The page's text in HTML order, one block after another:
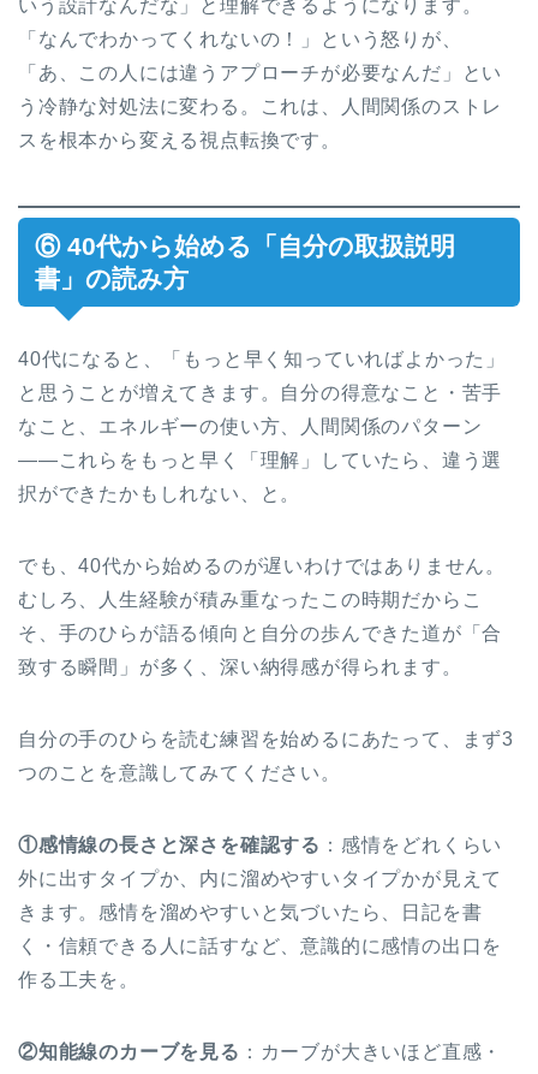
いう設計なんだな」と理解できるようになります。
「なんでわかってくれないの！」という怒りが、
「あ、この人には違うアプローチが必要なんだ」とい
う冷静な対処法に変わる。これは、人間関係のストレ
スを根本から変える視点転換です。
⑥ 40代から始める「自分の取扱説明
書」の読み方
40代になると、「もっと早く知っていればよかった」
と思うことが増えてきます。自分の得意なこと・苦手
なこと、エネルギーの使い方、人間関係のパターン
——これらをもっと早く「理解」していたら、違う選
択ができたかもしれない、と。
でも、40代から始めるのが遅いわけではありません。
むしろ、人生経験が積み重なったこの時期だからこ
そ、手のひらが語る傾向と自分の歩んできた道が「合
致する瞬間」が多く、深い納得感が得られます。
自分の手のひらを読む練習を始めるにあたって、まず3
つのことを意識してみてください。
①感情線の長さと深さを確認する ：感情をどれくらい
外に出すタイプか、内に溜めやすいタイプかが見えて
きます。感情を溜めやすいと気づいたら、日記を書
く・信頼できる人に話すなど、意識的に感情の出口を
作る工夫を。
②知能線のカーブを見る ：カーブが大きいほど直感・